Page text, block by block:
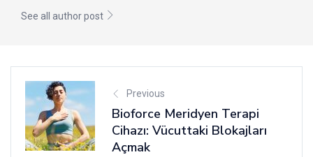
See all author post
Previous
Bioforce Meridyen Terapi
Cihazı: Vücuttaki Blokajları
Açmak